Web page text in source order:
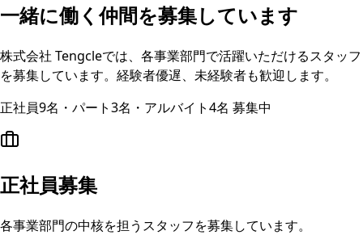
一緒に働く仲間を募集しています
株式会社 Tengcleでは、各事業部門で活躍いただけるスタッフ
を募集しています。経験者優遅、未経験者も歓迎します。
正社員9名・パート3名・アルバイト4名 募集中
正社員募集
各事業部門の中核を担うスタッフを募集しています。